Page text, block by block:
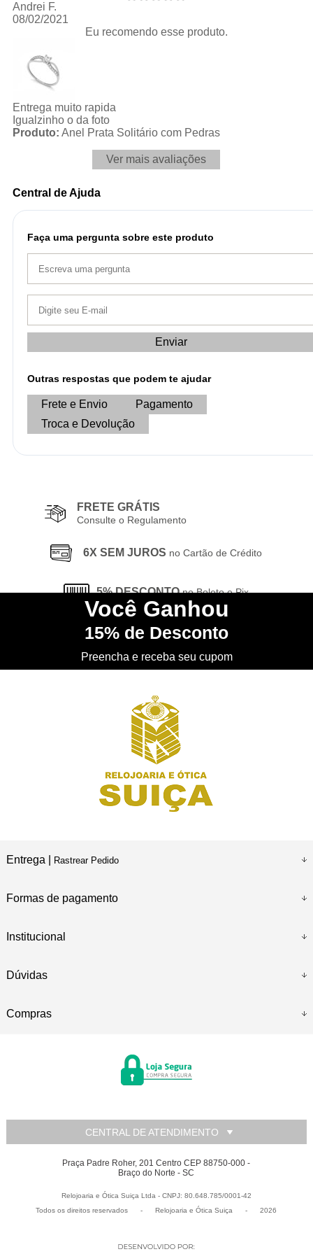
Andrei F.
08/02/2021
Eu recomendo esse produto.
Entrega muito rapida
Igualzinho o da foto
Produto: Anel Prata Solitário com Pedras
Ver mais avaliações
Central de Ajuda
Faça uma pergunta sobre este produto
Enviar
Outras respostas que podem te ajudar
Frete e Envio
Pagamento
Troca e Devolução
FRETE GRÁTIS
Consulte o Regulamento
6X SEM JUROS no Cartão de Crédito
5% DESCONTO no Boleto e Pix
CONHEÇA nossa Loja Física
Você Ganhou
15% de Desconto
Preencha e receba seu cupom
Entrega | Rastrear Pedido
Formas de pagamento
Institucional
Dúvidas
Compras
CENTRAL DE ATENDIMENTO
Praça Padre Roher, 201 Centro CEP 88750-000 -
Braço do Norte - SC
Relojoaria e Ótica Suiça Ltda - CNPJ: 80.648.785/0001-42
Todos os direitos reservados
- Relojoaria e Ótica Suiça - 2026